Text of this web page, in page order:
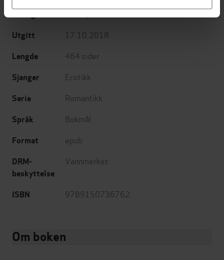
Harlequin
Utgitt 17.10.2018
Lengde 464 sider
Sjanger Erotikk
Serie Romantikk
Språk Bokmål
Format epub
DRM-
beskyttelse
Vannmerket
ISBN 9789150736762
Om boken